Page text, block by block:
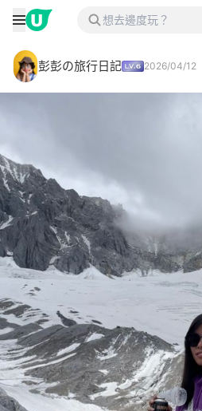
彭彭の旅行日記 2026/04/12